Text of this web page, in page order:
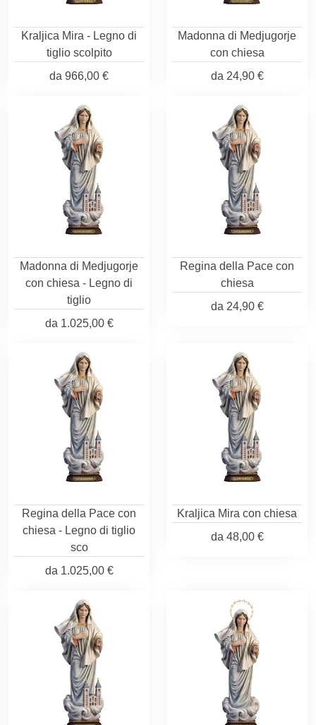
Kraljica Mira - Legno di
tiglio scolpito
da 966,00 €
Madonna di Medjugorje
con chiesa
da 24,90 €
Madonna di Medjugorje
con chiesa - Legno di
tiglio
da 1.025,00 €
Regina della Pace con
chiesa
da 24,90 €
Regina della Pace con
chiesa - Legno di tiglio
sco
da 1.025,00 €
Kraljica Mira con chiesa
da 48,00 €